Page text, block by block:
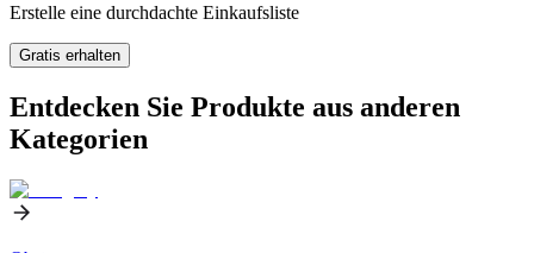
Erstelle eine durchdachte Einkaufsliste
Gratis erhalten
Entdecken Sie Produkte aus anderen
Kategorien